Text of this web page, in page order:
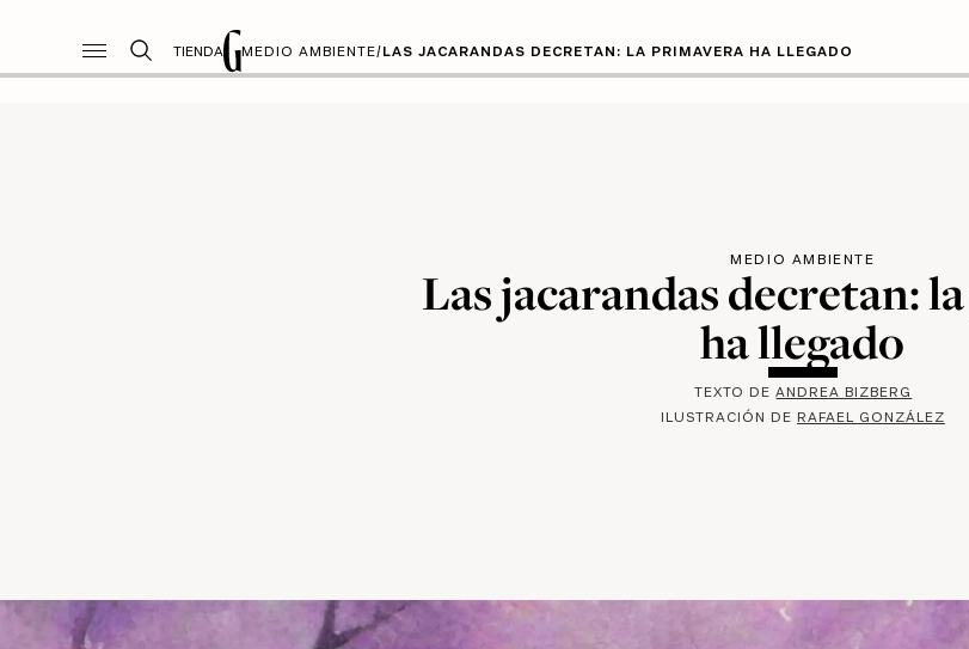
TIENDA MEDIO AMBIENTE/LAS JACARANDAS DECRETAN: LA PRIMAVERA HA LLEGADO
MEDIO AMBIENTE
Las jacarandas decretan:
ha llegado
TEXTO DEANDREA BIZBERG
ILUSTRACIÓN DE RAFAEL GONZÁLEZ